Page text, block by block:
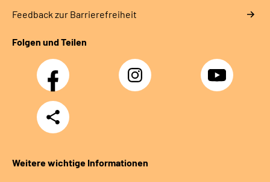
Feedback zur Barrierefreiheit
Folgen und Teilen
Facebook Instagram YouTube
Teilen
Weitere wichtige Informationen